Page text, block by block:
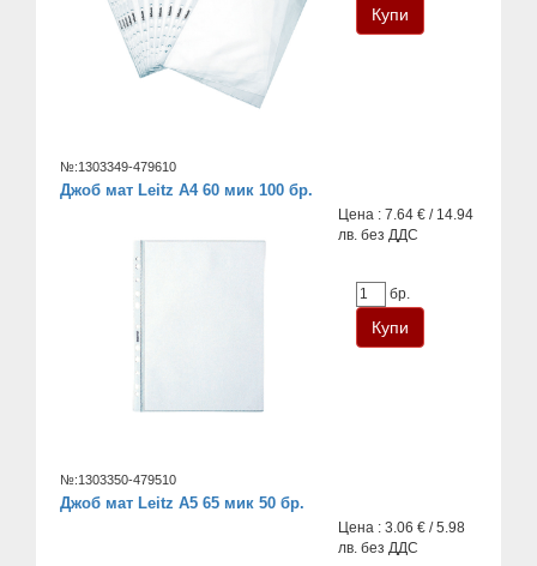
№:1303349-479610
Джоб мат Leitz А4 60 мик 100 бр.
Цена : 7.64 € / 14.94
лв. без ДДС
бр.
№:1303350-479510
Джоб мат Leitz A5 65 мик 50 бр.
Цена : 3.06 € / 5.98
лв. без ДДС